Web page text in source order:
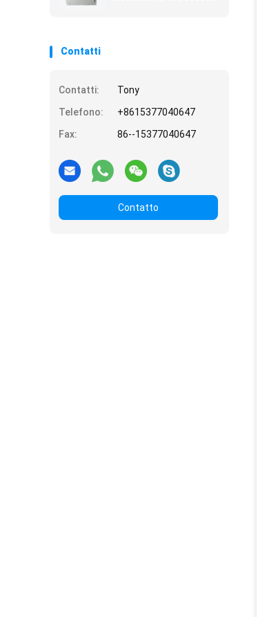
Contatti
Contatti:
Tony
Telefono:
+8615377040647
Fax:
86--15377040647
Contatto